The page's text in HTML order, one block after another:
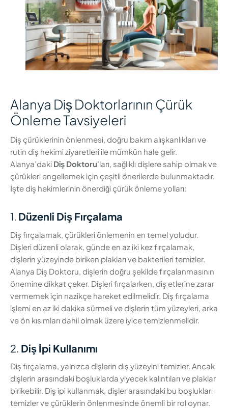
Alanya Diş Doktorlarının Çürük
Önleme Tavsiyeleri
Diş çürüklerinin önlenmesi, doğru bakım alışkanlıkları ve
rutin diş hekimi ziyaretleri ile mümkün hale gelir.
Alanya’daki Diş Doktoru’ları, sağlıklı dişlere sahip olmak ve
çürükleri engellemek için çeşitli önerilerde bulunmaktadır.
İşte diş hekimlerinin önerdiği çürük önleme yolları:
1. Düzenli Diş Fırçalama
Diş fırçalamak, çürükleri önlemenin en temel yoludur.
Dişleri düzenli olarak, günde en az iki kez fırçalamak,
dişlerin yüzeyinde biriken plakları ve bakterileri temizler.
Alanya Diş Doktoru, dişlerin doğru şekilde fırçalanmasının
önemine dikkat çeker. Dişleri fırçalarken, diş etlerine zarar
vermemek için nazikçe hareket edilmelidir. Diş fırçalama
işlemi en az iki dakika sürmeli ve dişlerin tüm yüzeyleri, arka
ve ön kısımları dahil olmak üzere iyice temizlenmelidir.
2. Diş İpi Kullanımı
Diş fırçalama, yalnızca dişlerin dış yüzeyini temizler. Ancak
dişlerin arasındaki boşluklarda yiyecek kalıntıları ve plaklar
birikebilir. Diş ipi kullanmak, dişler arasındaki bu boşlukları
temizler ve çürüklerin önlenmesinde önemli bir rol oynar.